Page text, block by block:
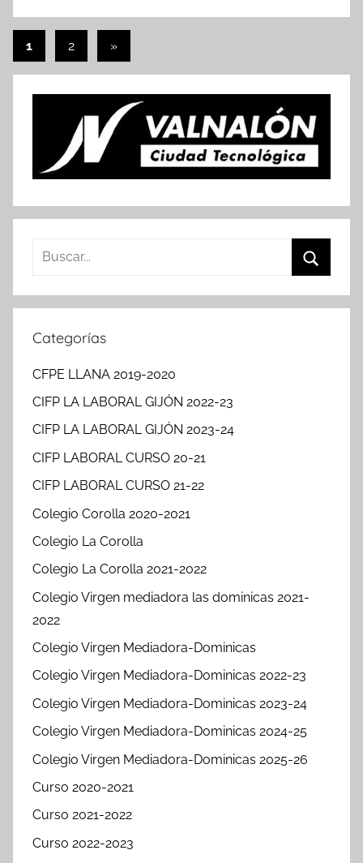
Paginación
de
entradas
1 2
Entradas
»
Buscar:
Categorías
CFPE LLANA 2019-2020
CIFP LA LABORAL GIJÓN 2022-23
CIFP LA LABORAL GIJÓN 2023-24
CIFP LABORAL CURSO 20-21
CIFP LABORAL CURSO 21-22
Colegio Corolla 2020-2021
Colegio La Corolla
Colegio La Corolla 2021-2022
Colegio Virgen mediadora las dominicas 2021-
2022
Colegio Virgen Mediadora-Dominicas
Colegio Virgen Mediadora-Dominicas 2022-23
Colegio Virgen Mediadora-Dominicas 2023-24
Colegio Virgen Mediadora-Dominicas 2024-25
Colegio Virgen Mediadora-Dominicas 2025-26
Curso 2020-2021
Curso 2021-2022
Curso 2022-2023